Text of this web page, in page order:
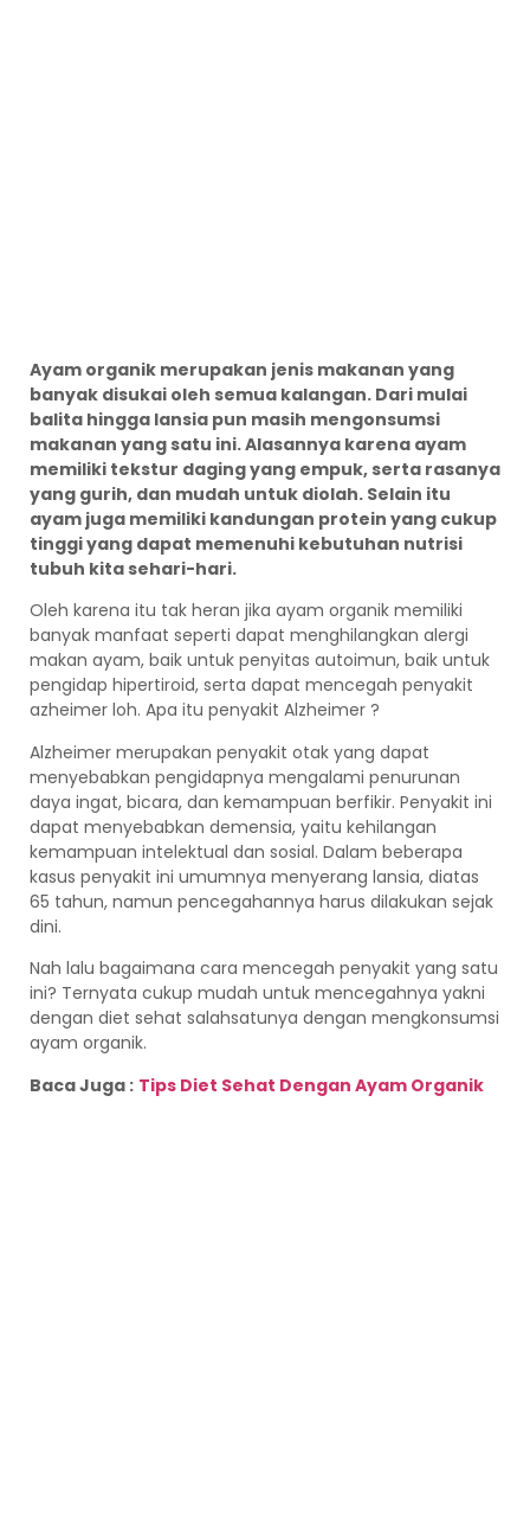
Ayam organik merupakan jenis makanan yang
banyak disukai oleh semua kalangan. Dari mulai
balita hingga lansia pun masih mengonsumsi
makanan yang satu ini. Alasannya karena ayam
memiliki tekstur daging yang empuk, serta rasanya
yang gurih, dan mudah untuk diolah. Selain itu
ayam juga memiliki kandungan protein yang cukup
tinggi yang dapat memenuhi kebutuhan nutrisi
tubuh kita sehari-hari.
Oleh karena itu tak heran jika ayam organik memiliki
banyak manfaat seperti dapat menghilangkan alergi
makan ayam, baik untuk penyitas autoimun, baik untuk
pengidap hipertiroid, serta dapat mencegah penyakit
azheimer loh. Apa itu penyakit Alzheimer ?
Alzheimer merupakan penyakit otak yang dapat
menyebabkan pengidapnya mengalami penurunan
daya ingat, bicara, dan kemampuan berfikir. Penyakit ini
dapat menyebabkan demensia, yaitu kehilangan
kemampuan intelektual dan sosial. Dalam beberapa
kasus penyakit ini umumnya menyerang lansia, diatas
65 tahun, namun pencegahannya harus dilakukan sejak
dini.
Nah lalu bagaimana cara mencegah penyakit yang satu
ini? Ternyata cukup mudah untuk mencegahnya yakni
dengan diet sehat salahsatunya dengan mengkonsumsi
ayam organik.
Baca Juga : Tips Diet Sehat Dengan Ayam Organik